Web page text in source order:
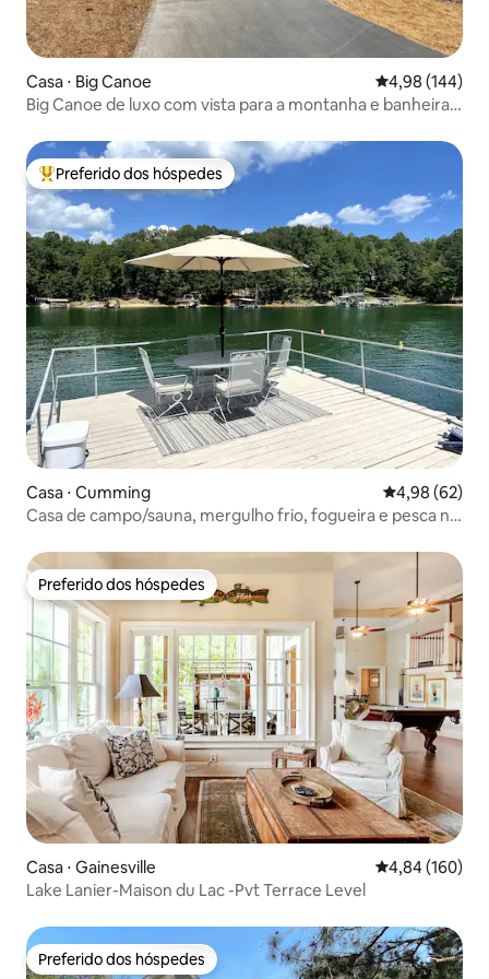
Casa ⋅ Big Canoe 4,98 de uma
4,98 (144)
Big Canoe de luxo com vista para a montanha e banheira
Entre os melhores preferidos dos hóspedes
Preferido dos hóspedes
Casa ⋅ Cumming 4,98 de uma
4,98 (62)
Casa de campo/sauna, mergulho frio, fogueira e pesca no
Preferido dos hóspedes
Preferido dos hóspedes
Casa ⋅ Gainesville 4,84 de uma
4,84 (160)
Lake Lanier-Maison du Lac -Pvt Terrace Level
Preferido dos hóspedes
Preferido dos hóspedes